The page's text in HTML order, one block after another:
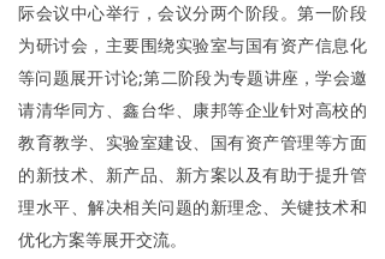
际会议中心举行，会议分两个阶段。第一阶段
为研讨会，主要围绕实验室与国有资产信息化
等问题展开讨论;第二阶段为专题讲座，学会邀
请清华同方、鑫台华、康邦等企业针对高校的
教育教学、实验室建设、国有资产管理等方面
的新技术、新产品、新方案以及有助于提升管
理水平、解决相关问题的新理念、关键技术和
优化方案等展开交流。